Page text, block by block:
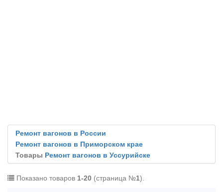
Ремонт вагонов в России
Ремонт вагонов в Приморском крае
Товары Ремонт вагонов в Уссурийске
Показано товаров 1-20 (страница №1).